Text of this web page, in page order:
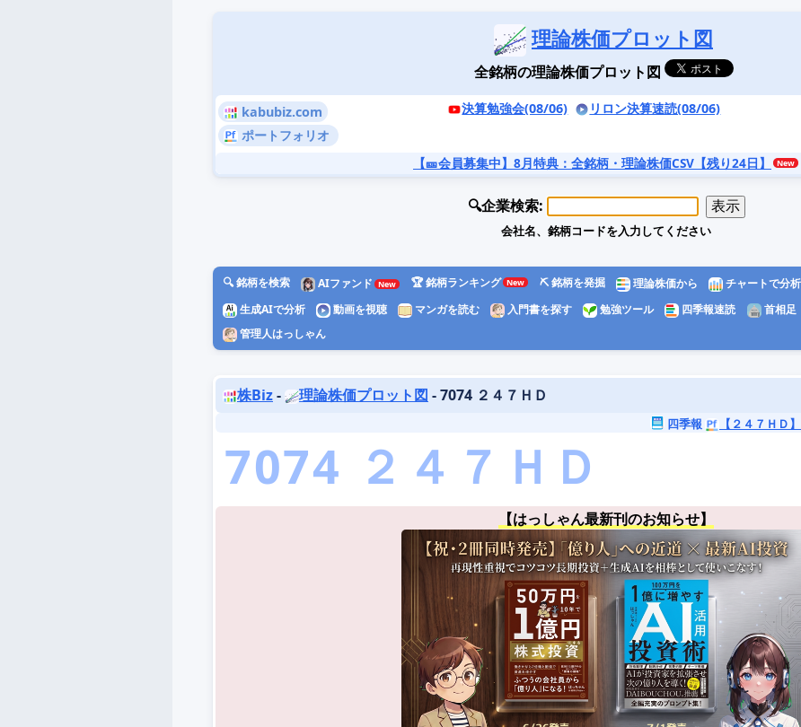
理論株価プロット図
全銘柄の理論株価プロット図
kabubiz.com
ポートフォリオ
決算勉強会(08/06) リロン決算速読(08/06)
【🎫会員募集中】8月特典 ：全銘柄・理論株価CSV【残り24日】
🔍企業検索:
会社名、銘柄コードを入力してください
🔍 銘柄を検索 AIファンド 🏆 銘柄ランキング ⛏️ 銘柄を発掘 理論株価から チャートで分析
生成AIで分析
動画を視聴 マンガを読む 入門書を探す 勉強ツール 四季報速読 首相足
管理人はっしゃん
株Biz- 理論株価プロット図 - 7074 ２４７ＨＤ
四季報 【２４７ＨＤ
【はっしゃん最新刊のお知らせ】